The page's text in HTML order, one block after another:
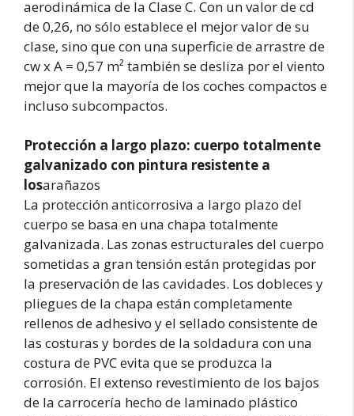
aerodinámica de la Clase C. Con un valor de cd
de 0,26, no sólo establece el mejor valor de su
clase, sino que con una superficie de arrastre de
cw x A = 0,57 m² también se desliza por el viento
mejor que la mayoría de los coches compactos e
incluso subcompactos.
Protección a largo plazo: cuerpo totalmente
galvanizado con pintura resistente a
losarañazos
La protección anticorrosiva a largo plazo del
cuerpo se basa en una chapa totalmente
galvanizada. Las zonas estructurales del cuerpo
sometidas a gran tensión están protegidas por
la preservación de las cavidades. Los dobleces y
pliegues de la chapa están completamente
rellenos de adhesivo y el sellado consistente de
las costuras y bordes de la soldadura con una
costura de PVC evita que se produzca la
corrosión. El extenso revestimiento de los bajos
de la carrocería hecho de laminado plástico